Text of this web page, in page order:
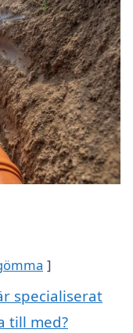
specialiserat
till med?